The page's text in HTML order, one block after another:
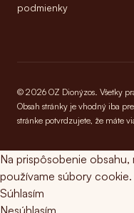
podmienky
© 2026 OZ Dionýzos. Všetky
Obsah stránky je vhodný iba
stránke potvrdzujete, že máte
Na prispôsobenie obsahu,
používame súbory
Súhlasím
Nesúhlasím